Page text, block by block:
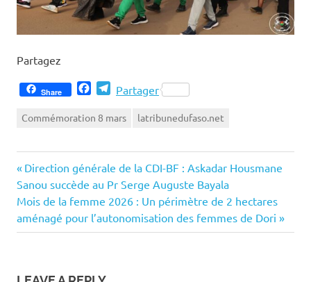
Partagez
Share FacebookTelegram
Partager
Commémoration 8 mars latribunedufaso.net
Navigation
de
l’article
Previous
Post:
Direction générale de la CDI-BF : Askadar Housmane
Sanou succède au Pr Serge Auguste Bayala
Next
Post:
Mois de la femme 2026 : Un périmètre de 2 hectares
aménagé pour l’autonomisation des femmes de Dori